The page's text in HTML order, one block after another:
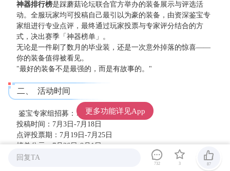
神器排行榜是踩蘑菇论坛联合官方举办的装备展示与评选活
动。全服玩家均可投稿自己最引以为豪的装备，由资深鉴宝专
家组进行专业点评，最终通过玩家投票与专家评分结合的方
式，决出赛季「神器榜单」。
无论是一件刷了数月的毕业装，还是一次意外掉落的惊喜——
你的装备值得被看见。
"最好的装备不是最强的，而是有故事的。"
二、 活动时间
鉴宝专家组招募：7月3日-7月5日
投稿时间：7月3日-7月18日
点评投票期：7月19日-7月25日
榜单公示：7月26日-8月1日
奖励发放：8月1日起10个工作日内
回复TA
732 3 87
更多功能详见App